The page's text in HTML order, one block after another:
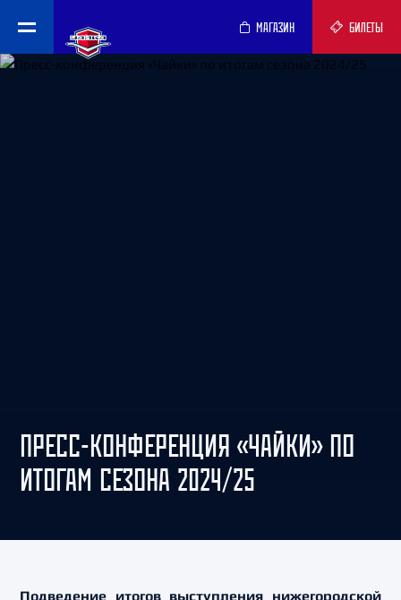
МАГАЗИН БИЛЕТЫ
ПРЕСС-КОНФЕРЕНЦИЯ «ЧАЙКИ» ПО
ИТОГАМ СЕЗОНА 2024/25
Подведение итогов выступления нижегородской